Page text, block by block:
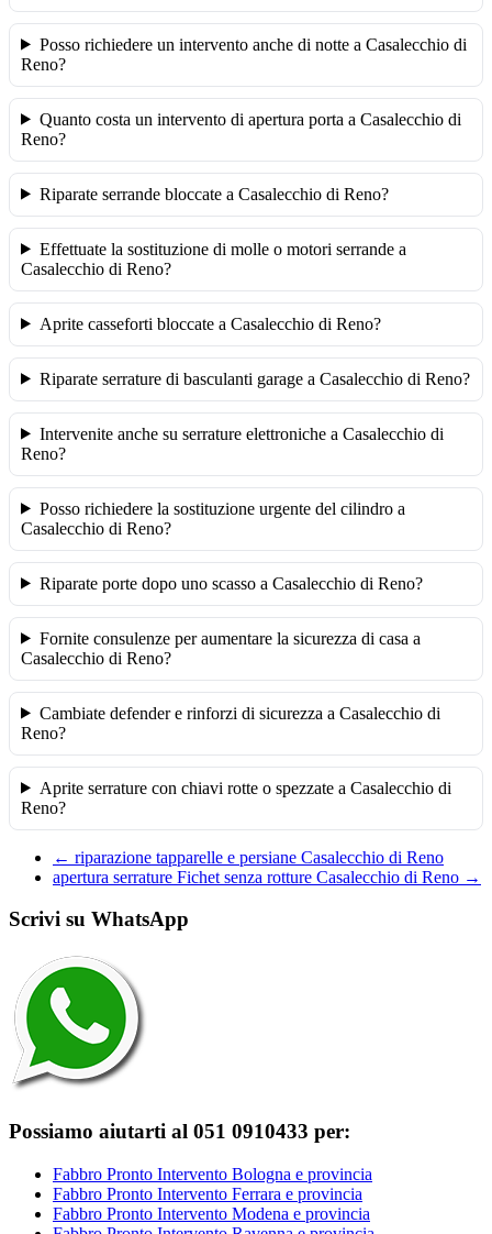
Posso richiedere un intervento anche di notte a Casalecchio di
Reno?
Quanto costa un intervento di apertura porta a Casalecchio di
Reno?
Riparate serrande bloccate a Casalecchio di Reno?
Effettuate la sostituzione di molle o motori serrande a
Casalecchio di Reno?
Aprite casseforti bloccate a Casalecchio di Reno?
Riparate serrature di basculanti garage a Casalecchio di Reno?
Intervenite anche su serrature elettroniche a Casalecchio di
Reno?
Posso richiedere la sostituzione urgente del cilindro a
Casalecchio di Reno?
Riparate porte dopo uno scasso a Casalecchio di Reno?
Fornite consulenze per aumentare la sicurezza di casa a
Casalecchio di Reno?
Cambiate defender e rinforzi di sicurezza a Casalecchio di
Reno?
Aprite serrature con chiavi rotte o spezzate a Casalecchio di
Reno?
← riparazione tapparelle e persiane Casalecchio di Reno
apertura serrature Fichet senza rotture Casalecchio di Reno →
Scrivi su WhatsApp
Possiamo aiutarti al 051 0910433 per:
Fabbro Pronto Intervento Bologna e provincia
Fabbro Pronto Intervento Ferrara e provincia
Fabbro Pronto Intervento Modena e provincia